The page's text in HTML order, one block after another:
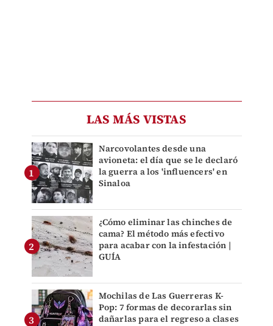
LAS MÁS VISTAS
Narcovolantes desde una
avioneta: el día que se le declaró
la guerra a los 'influencers' en
Sinaloa
¿Cómo eliminar las chinches de
cama? El método más efectivo
para acabar con la infestación |
GUÍA
Mochilas de Las Guerreras K-
Pop: 7 formas de decorarlas sin
dañarlas para el regreso a clases